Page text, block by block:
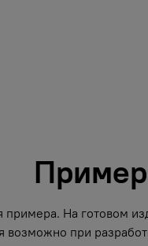
На готовом
возможно при